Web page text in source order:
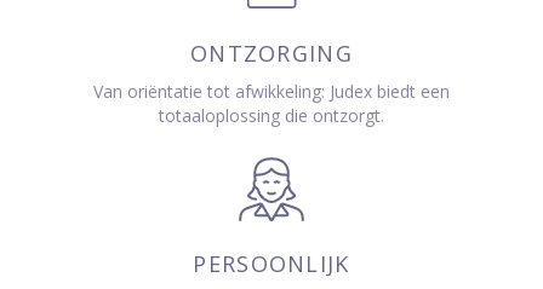
ONTZORGING
Van oriëntatie tot afwikkeling: Judex biedt een
totaaloplossing die ontzorgt.
PERSOONLIJK